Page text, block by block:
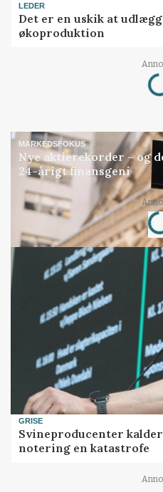
LEDER
Det er en uskik at
økoproduktion
MARKEDSFOKUS
Nye aktierekorder – og
24-årigt finansgeni
GRISE
Svineproducenter
notering en katastrofe